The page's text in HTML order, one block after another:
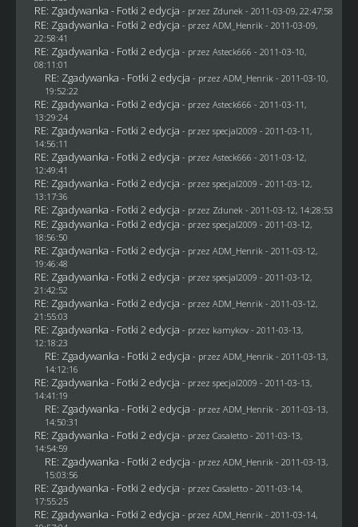
RE: Zgadywanka - Fotki 2 edycja - przez Zdunek - 2011-03-09, 22:47:58
RE: Zgadywanka - Fotki 2 edycja - przez ADM_Henrik - 2011-03-09,
22:58:41
RE: Zgadywanka - Fotki 2 edycja - przez Asteck666 - 2011-03-10,
08:11:01
RE: Zgadywanka - Fotki 2 edycja - przez ADM_Henrik - 2011-03-10,
19:52:22
RE: Zgadywanka - Fotki 2 edycja - przez Asteck666 - 2011-03-11,
13:29:24
RE: Zgadywanka - Fotki 2 edycja - przez specjal2009 - 2011-03-11,
14:56:11
RE: Zgadywanka - Fotki 2 edycja - przez Asteck666 - 2011-03-12,
12:49:41
RE: Zgadywanka - Fotki 2 edycja - przez specjal2009 - 2011-03-12,
13:17:36
RE: Zgadywanka - Fotki 2 edycja - przez Zdunek - 2011-03-12, 14:28:53
RE: Zgadywanka - Fotki 2 edycja - przez specjal2009 - 2011-03-12,
18:56:50
RE: Zgadywanka - Fotki 2 edycja - przez ADM_Henrik - 2011-03-12,
19:46:48
RE: Zgadywanka - Fotki 2 edycja - przez specjal2009 - 2011-03-12,
21:42:52
RE: Zgadywanka - Fotki 2 edycja - przez ADM_Henrik - 2011-03-12,
21:55:03
RE: Zgadywanka - Fotki 2 edycja - przez kamykov- 2011-03-13,
12:18:23
RE: Zgadywanka - Fotki 2 edycja - przez ADM_Henrik - 2011-03-13,
14:12:16
RE: Zgadywanka - Fotki 2 edycja - przez specjal2009 - 2011-03-13,
14:41:19
RE: Zgadywanka - Fotki 2 edycja - przez ADM_Henrik - 2011-03-13,
14:50:31
RE: Zgadywanka - Fotki 2 edycja - przez Casaletto- 2011-03-13,
14:54:59
RE: Zgadywanka - Fotki 2 edycja - przez ADM_Henrik - 2011-03-13,
15:03:56
RE: Zgadywanka - Fotki 2 edycja - przez Casaletto- 2011-03-14,
17:55:25
RE: Zgadywanka - Fotki 2 edycja - przez ADM_Henrik - 2011-03-14,